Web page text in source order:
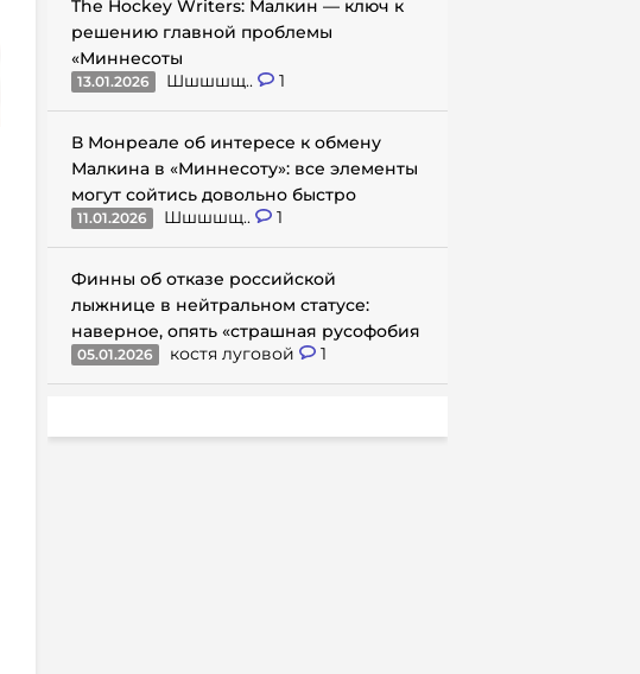
The Hockey Writers: Малкин — ключ к
решению главной проблемы
«Миннесоты
13.01.2026 Шшшшщ.. 1
В Монреале об интересе к обмену
Малкина в «Миннесоту»: все элементы
могут сойтись довольно быстро
11.01.2026 Шшшшщ.. 1
Финны об отказе российской
лыжнице в нейтральном статусе:
наверное, опять «страшная русофобия
05.01.2026 костя луговой 1